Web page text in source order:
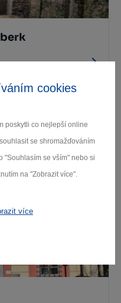
cookies
poskytli co nejlepší online
se shromažďováním
"Souhlasím se vším" nebo si
na "Zobrazit více".
více